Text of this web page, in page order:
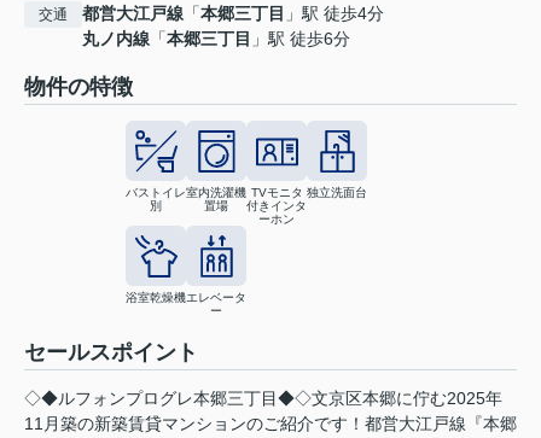
交通 都営大江戸線 「本郷三丁目 」駅 徒歩4分
丸ノ内線 「本郷三丁目 」駅 徒歩6分
物件の特徴
バストイレ
別
室内洗濯機
置場
TVモニタ
付きインタ
ーホン
独立洗面台
浴室乾燥機エレベータ
ー
セールスポイント
◇◆ルフォンプログレ本郷三丁目◆◇文京区本郷に佇む2025年
11月築の新築賃貸マンションのご紹介です！都営大江戸線『本郷